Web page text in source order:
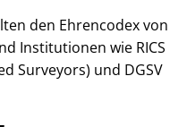
den Ehrencodex von
Institutionen wie RICS
Surveyors) und DGSV